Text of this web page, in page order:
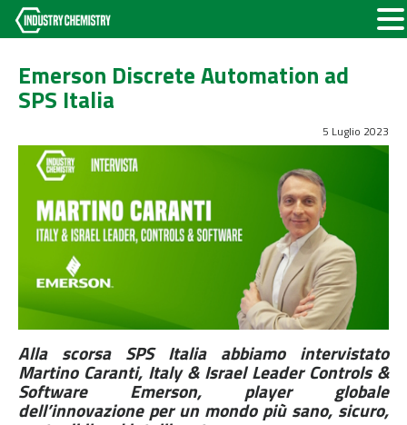
Emerson Discrete Automation ad
SPS Italia
5 Luglio 2023
Alla scorsa SPS Italia abbiamo intervistato
Martino Caranti, Italy & Israel Leader Controls &
Software Emerson, player globale
dell’innovazione per un mondo più sano, sicuro,